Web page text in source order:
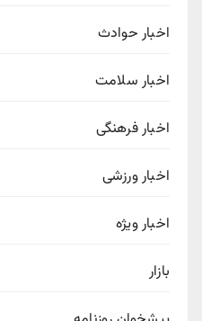
اخبار حوادث
اخبار سلامت
اخبار فرهنگی
اخبار ورزشی
اخبار ویژه
بازار